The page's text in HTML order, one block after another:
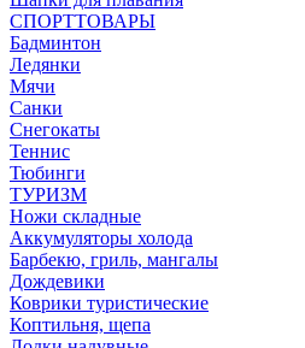
СПОРТТОВАРЫ
Бадминтон
Ледянки
Мячи
Санки
Снегокаты
Теннис
Тюбинги
ТУРИЗМ
Ножи складные
Аккумуляторы холода
Барбекю, гриль, мангалы
Дождевики
Коврики туристические
Коптильня, щепа